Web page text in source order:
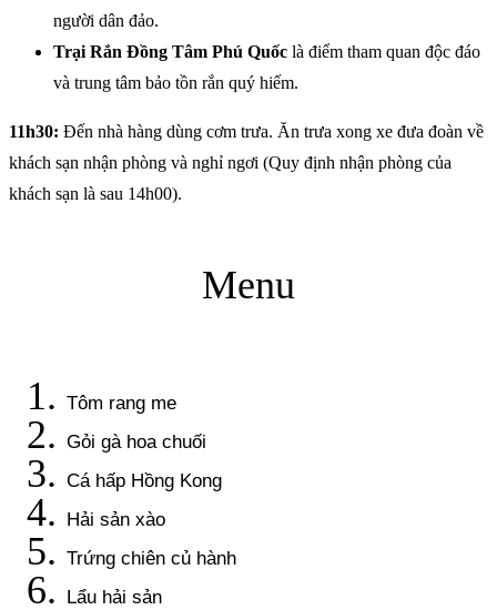
người dân đảo.
Trại Rắn Đồng Tâm Phú Quốc là điểm tham quan độc đáo
và trung tâm bảo tồn rắn quý hiếm.
11h30: Đến nhà hàng dùng cơm trưa. Ăn trưa xong xe đưa đoàn về
khách sạn nhận phòng và nghỉ ngơi (Quy định nhận phòng của
khách sạn là sau 14h00).
Menu
Tôm rang me
Gỏi gà hoa chuối
Cá hấp Hồng Kong
Hải sản xào
Trứng chiên củ hành
Lẩu hải sản